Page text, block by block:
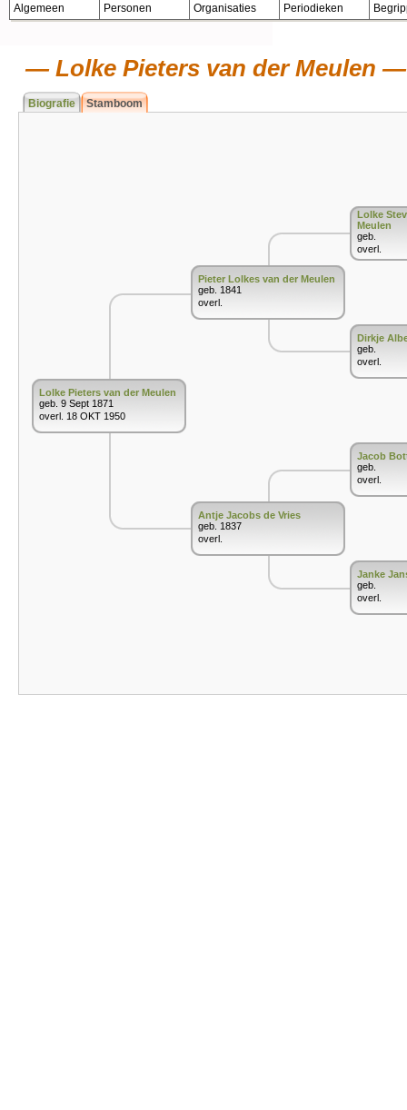
Algemeen Personen Organisaties Periodieken
Lolke Pieters van der Meulen
Biografie Stamboom
Lolke Pieters van der Meulen
geb. 9 Sept 1871
overl. 18 OKT 1950
Pieter Lolkes van der Meulen
geb. 1841
overl.
Antje Jacobs de Vries
geb. 1837
overl.
Lolke
Meulen
geb.
overl.
Dirkje
geb.
overl.
Jacob
geb.
overl.
Janke
geb.
overl.